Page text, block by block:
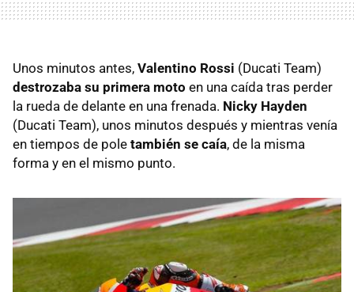
Unos minutos antes, Valentino Rossi (Ducati Team)
destrozaba su primera moto en una caída tras perder
la rueda de delante en una frenada. Nicky Hayden
(Ducati Team), unos minutos después y mientras venía
en tiempos de pole también se caía, de la misma
forma y en el mismo punto.